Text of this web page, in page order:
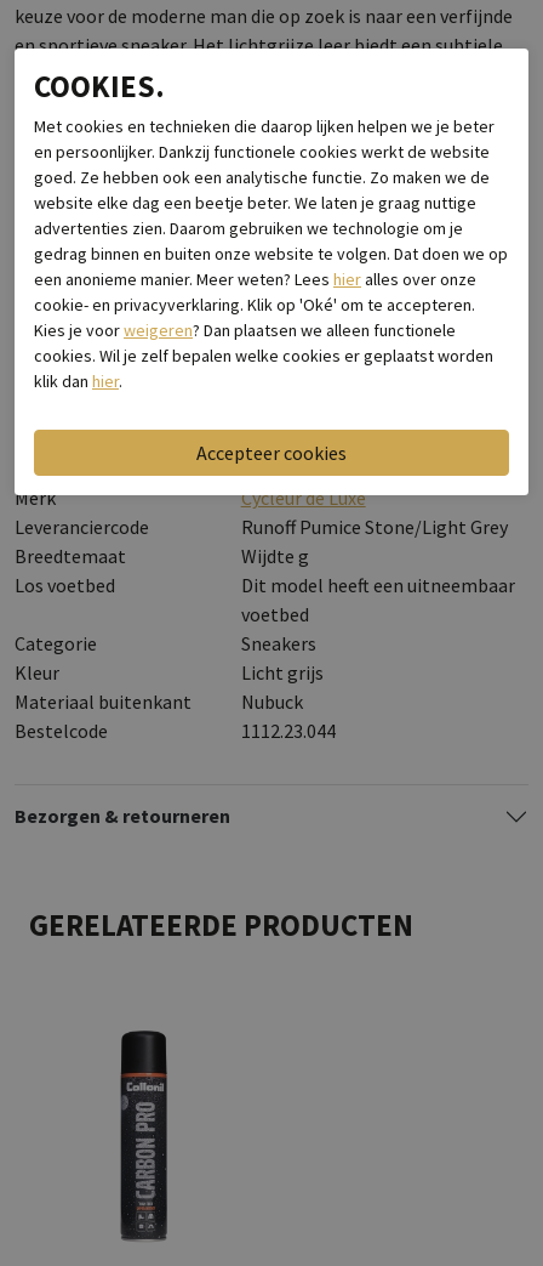
keuze voor de moderne man die op zoek is naar een verfijnde
en sportieve sneaker. Het lichtgrijze leer biedt een subtiele,
maar elegante uitstraling die gemakkelijk te combineren is
met allerlei casual en semi-casual outfits. Het
minimalistische ontwerp wordt versterkt door de strakke
lijnen en het hoogwaardige materiaal, waardoor deze sneaker
zowel stijlvol als tijdloos is.Dankzij het gebruik van lichtgrijs
leer is de Runoff Pumice niet alleen visueel aantrekkelijk,
maar ook ademend en duurzaam. De stevige zool biedt
uitstekende grip en stabiliteit, terwijl het sportieve ontwerp
de perfecte balans biedt tussen comfort en uitstraling. Of je
nu de stad in gaat of een ontspannen weekend hebt, deze
sneaker is de perfecte metgezel.
Specificaties
Merk
Cycleur de Luxe
Leveranciercode
Runoff Pumice Stone/Light Grey
Breedtemaat
Wijdte g
Los voetbed
Dit model heeft een uitneembaar
voetbed
Categorie
Sneakers
Kleur
Licht grijs
Materiaal buitenkant
Nubuck
Bestelcode
1112.23.044
Bezorgen & retourneren
GERELATEERDE PRODUCTEN
COOKIES.
Met cookies en technieken die daarop lijken helpen we je beter
en persoonlijker. Dankzij functionele cookies werkt de website
goed. Ze hebben ook een analytische functie. Zo maken we de
website elke dag een beetje beter. We laten je graag nuttige
advertenties zien. Daarom gebruiken we technologie om je
gedrag binnen en buiten onze website te volgen. Dat doen we op
een anonieme manier. Meer weten? Lees hieralles over onze
cookie- en privacyverklaring. Klik op 'Oké' om te accepteren.
Kies je voorweigeren? Dan plaatsen we alleen functionele
cookies. Wil je zelf bepalen welke cookies er geplaatst worden
klik dan hier.